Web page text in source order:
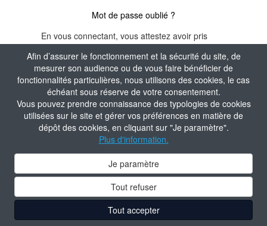
Afin d’assurer le fonctionnement et la sécurité du site, de
mesurer son audience ou de vous faire bénéficier de
fonctionnalités particulières, nous utilisons des cookies, le cas
échéant sous réserve de votre consentement.
Vous pouvez prendre connaissance des typologies de cookies
utilisées sur le site et gérer vos préférences en matière de
dépôt des cookies, en cliquant sur "Je paramètre".
Plus d'information.
Je paramètre
Tout refuser
Tout accepter
Mot de passe oublié ?
En vous connectant, vous attestez avoir pris
connaissance de laPolitique de confidentialité
du site.
Je m'identifie
Aide à la connexion